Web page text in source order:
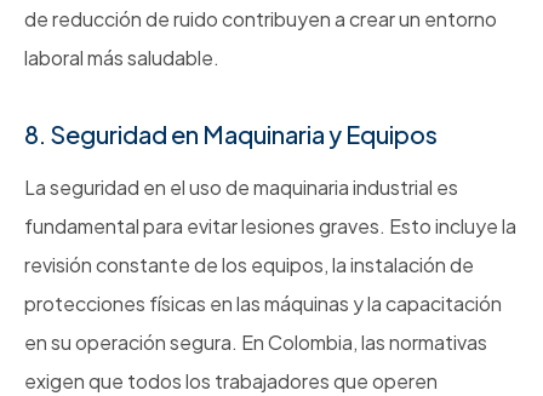
de reducción de ruido contribuyen a crear un entorno
laboral más saludable.
8. Seguridad en Maquinaria y Equipos
La seguridad en el uso de maquinaria industrial es
fundamental para evitar lesiones graves. Esto incluye la
revisión constante de los equipos, la instalación de
protecciones físicas en las máquinas y la capacitación
en su operación segura. En Colombia, las normativas
exigen que todos los trabajadores que operen